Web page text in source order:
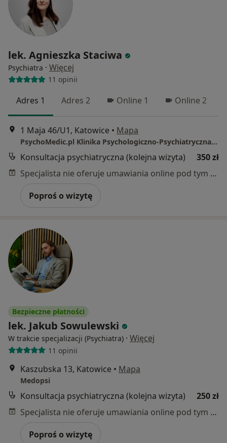
lek. Agnieszka Staciwa
Psychiatra · Więcej
11 opinii
Adres 1 Adres 2 Online 1 Online 2
1 Maja 46/U1, Katowice • Mapa
PsychoMedic.pl Klinika Psychologiczno-Psychiatryczna Katowice (ul. 1 Maja 46)
Konsultacja psychiatryczna (kolejna wizyta)
350 zł
Specjalista nie oferuje umawiania online pod tym adresem.
Poproś o wizytę
Bezpieczne płatności
lek. Jakub Sowulewski
W trakcie specjalizacji (Psychiatra) · Więcej
11 opinii
Kaszubska 13, Katowice • Mapa
Medopsi
Konsultacja psychiatryczna (kolejna wizyta)
250 zł
Specjalista nie oferuje umawiania online pod tym adresem.
Poproś o wizytę